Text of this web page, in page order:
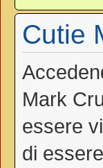
Cutie
Mark
essere
di